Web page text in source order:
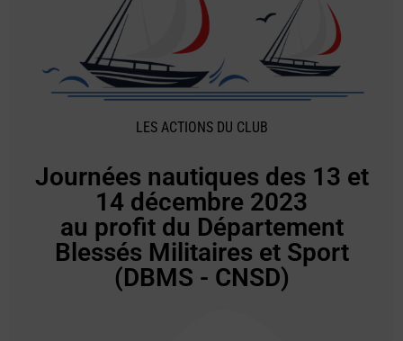
LES ACTIONS DU CLUB
Journées nautiques des 13 et
14 décembre 2023
au profit du Département
Blessés Militaires et Sport
(DBMS - CNSD)